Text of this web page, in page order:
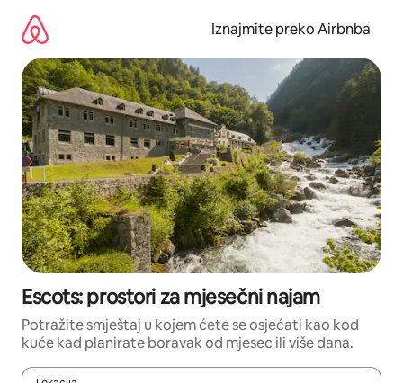
sadržaj
Iznajmite preko Airbnba
Escots: prostori za mjesečni najam
Potražite smještaj u kojem ćete se osjećati kao kod
kuće kad planirate boravak od mjesec ili više dana.